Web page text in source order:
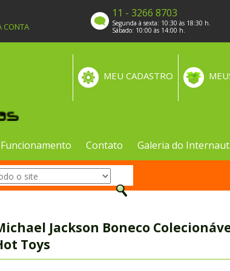
CONTA
11 - 3266 8703
Segunda à sexta: 10:30 às 18:30 h.
Sábado: 10:00 às 14:00 h.
MEU CADASTRO
Contato Galeria do
Jackson Boneco
Toys